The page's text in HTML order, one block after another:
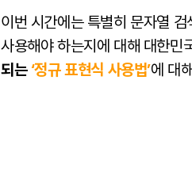
이번 시간에는 특별히 문자열
사용해야 하는지에 대해 대한
되는 ‘정규 표현식 사용법’에 대